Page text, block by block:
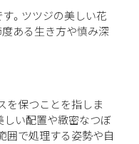
す。ツツジの美しい花
度ある生き方や慎み深
を保つことを指しま
しい配置や緻密なつぼ
囲で処理する姿勢や自